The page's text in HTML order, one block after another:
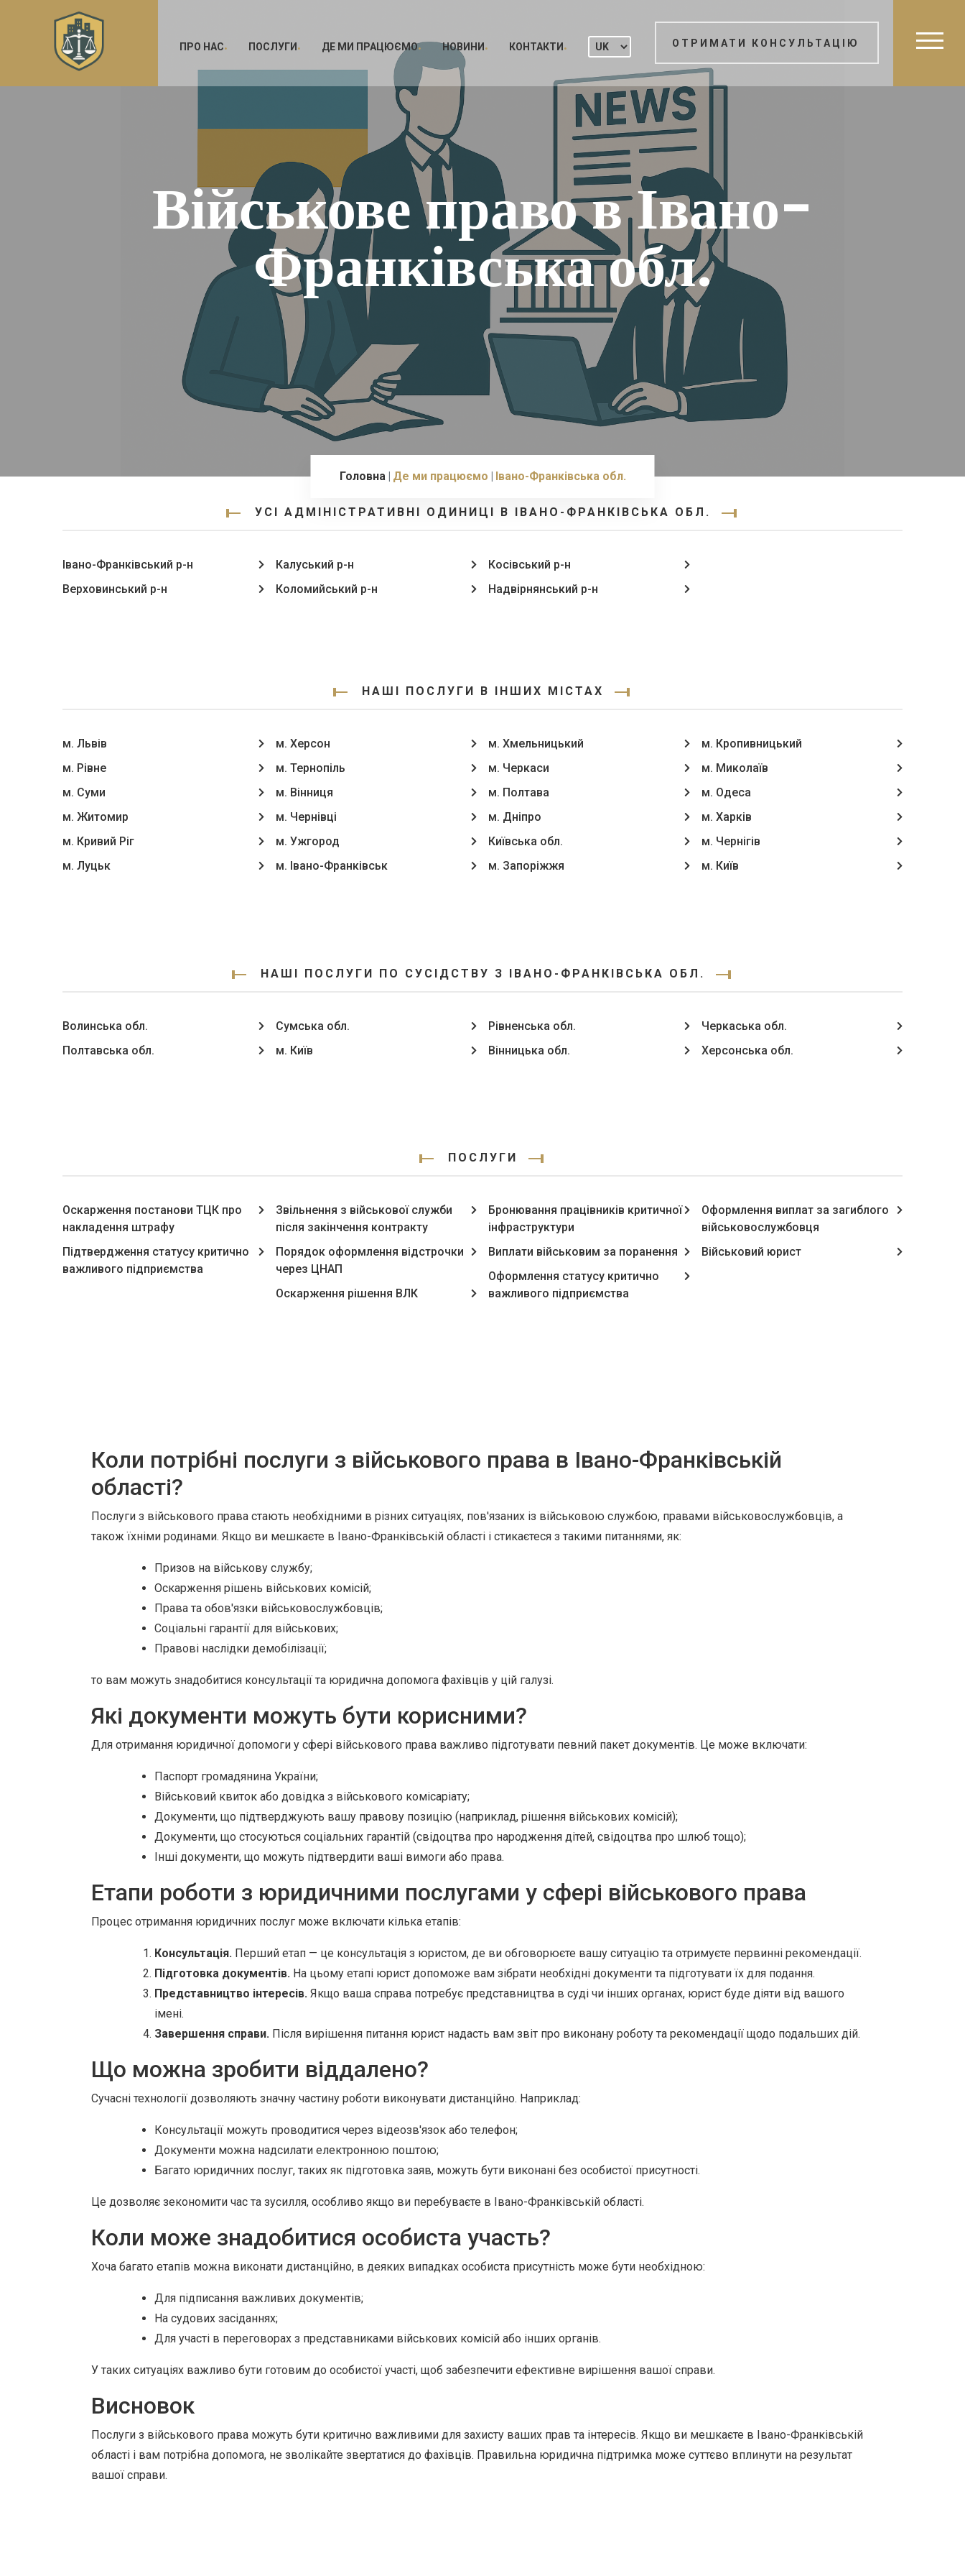
ПРО НАС ПОСЛУГИ ДЕ МИ ПРАЦЮЄМО НОВИНИ КОНТАКТИ ОТРИМАТИ КОНСУЛЬТАЦІЮ
Військове право в Івано-
Франківська обл.
Головна Де ми працюємо Івано-Франківська обл.
УСІ АДМІНІСТРАТИВНІ ОДИНИЦІ В ІВАНО-ФРАНКІВСЬКА ОБЛ.
Івано-Франківський р-н
Верховинський р-н
Калуський р-н
Коломийський р-н
Косівський р-н
Надвірнянський р-н
НАШІ ПОСЛУГИ В ІНШИХ МІСТАХ
м. Львів
м. Рівне
м. Суми
м. Житомир
м. Кривий Ріг
м. Луцьк
м. Херсон
м. Тернопіль
м. Вінниця
м. Чернівці
м. Ужгород
м. Івано-Франківськ
м. Хмельницький
м. Черкаси
м. Полтава
м. Дніпро
Київська обл.
м. Запоріжжя
м. Кропивницький
м. Миколаїв
м. Одеса
м. Харків
м. Чернігів
м. Київ
НАШІ ПОСЛУГИ ПО СУСІДСТВУ З ІВАНО-ФРАНКІВСЬКА ОБЛ.
Волинська обл.
Полтавська обл.
Сумська обл.
м. Київ
Рівненська обл.
Вінницька обл.
Черкаська обл.
Херсонська обл.
ПОСЛУГИ
Оскарження постанови ТЦК про
накладення штрафу
Підтвердження статусу критично
важливого підприємства
Звільнення з військової служби
після закінчення контракту
Порядок оформлення відстрочки
через ЦНАП
Оскарження рішення ВЛК
Бронювання працівників критичної
інфраструктури
Виплати військовим за поранення
Оформлення статусу критично
важливого підприємства
Оформлення виплат за загиблого
військовослужбовця
Військовий юрист
Коли потрібні послуги з військового права в Івано-Франківській
області?
Послуги з військового права стають необхідними в різних ситуаціях, пов'язаних із військовою службою, правами військовослужбовців, а
також їхніми родинами. Якщо ви мешкаєте в Івано-Франківській області і стикаєтеся з такими питаннями, як:
Призов на військову службу;
Оскарження рішень військових комісій;
Права та обов'язки військовослужбовців;
Соціальні гарантії для військових;
Правові наслідки демобілізації;
то вам можуть знадобитися консультації та юридична допомога фахівців у цій галузі.
Які документи можуть бути корисними?
Для отримання юридичної допомоги у сфері військового права важливо підготувати певний пакет документів. Це може включати:
Паспорт громадянина України;
Військовий квиток або довідка з військового комісаріату;
Документи, що підтверджують вашу правову позицію (наприклад, рішення військових комісій);
Документи, що стосуються соціальних гарантій (свідоцтва про народження дітей, свідоцтва про шлюб тощо);
Інші документи, що можуть підтвердити ваші вимоги або права.
Етапи роботи з юридичними послугами у сфері військового права
Процес отримання юридичних послуг може включати кілька етапів:
Консультація. Перший етап — це консультація з юристом, де ви обговорюєте вашу ситуацію та отримуєте первинні рекомендації.
Підготовка документів. На цьому етапі юрист допоможе вам зібрати необхідні документи та підготувати їх для подання.
Представництво інтересів. Якщо ваша справа потребує представництва в суді чи інших органах, юрист буде діяти від вашого
імені.
Завершення справи. Після вирішення питання юрист надасть вам звіт про виконану роботу та рекомендації щодо подальших дій.
Що можна зробити віддалено?
Сучасні технології дозволяють значну частину роботи виконувати дистанційно. Наприклад:
Консультації можуть проводитися через відеозв'язок або телефон;
Документи можна надсилати електронною поштою;
Багато юридичних послуг, таких як підготовка заяв, можуть бути виконані без особистої присутності.
Це дозволяє зекономити час та зусилля, особливо якщо ви перебуваєте в Івано-Франківській області.
Коли може знадобитися особиста участь?
Хоча багато етапів можна виконати дистанційно, в деяких випадках особиста присутність може бути необхідною:
Для підписання важливих документів;
На судових засіданнях;
Для участі в переговорах з представниками військових комісій або інших органів.
У таких ситуаціях важливо бути готовим до особистої участі, щоб забезпечити ефективне вирішення вашої справи.
Висновок
Послуги з військового права можуть бути критично важливими для захисту ваших прав та інтересів. Якщо ви мешкаєте в Івано-Франківській
області і вам потрібна допомога, не зволікайте звертатися до фахівців. Правильна юридична підтримка може суттєво вплинути на результат
вашої справи.